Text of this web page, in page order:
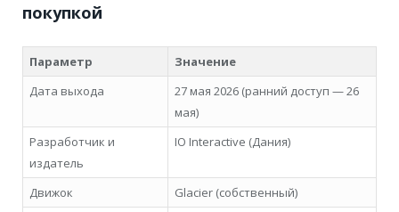
покупкой
Параметр
Значение
Дата выхода
27 мая 2026 (ранний доступ — 26
мая)
Разработчик и
издатель
IO Interactive (Дания)
Движок
Glacier (собственный)